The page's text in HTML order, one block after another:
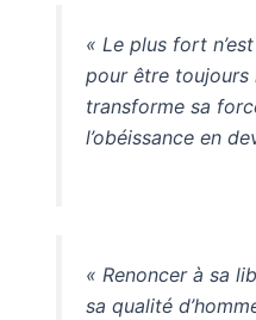
« Le plus fort
pour être toujours
transforme sa
l’obéissance en
« Renoncer à sa
sa qualité